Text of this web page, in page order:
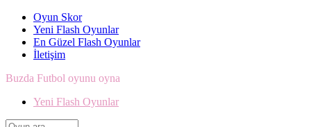
Oyun Skor
Yeni Flash Oyunlar
En Güzel Flash Oyunlar
İletişim
Buzda Futbol oyunu oyna
Yeni Flash Oyunlar